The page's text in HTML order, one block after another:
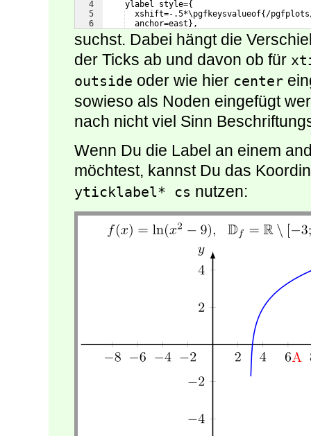
4
5
6
    ylabel style={
xshift=-.5*\pgfkeysvalueof{/
  anchor=east},
suchst. Dabei hängt die
der Ticks ab und davon ob für
outside oder wie hier center
sowieso als Noden eingefügt
nach nicht viel Sinn
Wenn Du die Label an einem
möchtest, kannst Du das
yticklabel* cs nutzen: